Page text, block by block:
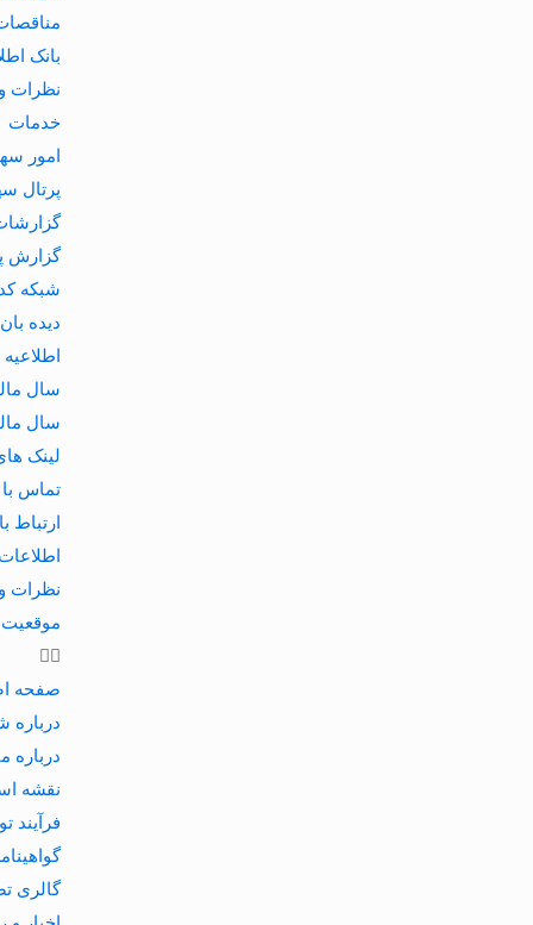
بانک
نظرات و
خدمات
امور
پرتال
گزارش
شبکه
دیده بان
سال مالی
سال مالی
لینک
تماس
ارتباط
نظرات
صفحه
درباره
نقشه
فرآيند
گالری